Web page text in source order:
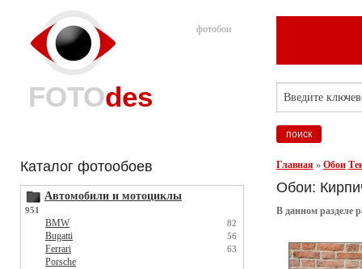
фотобои
FOTOdes
Каталог фотообоев
Автомобили и мотоциклы
951
BMW 82
Bugatti 56
Ferrari 63
Porsche
Главная » Обои
Обои:
В данном разделе